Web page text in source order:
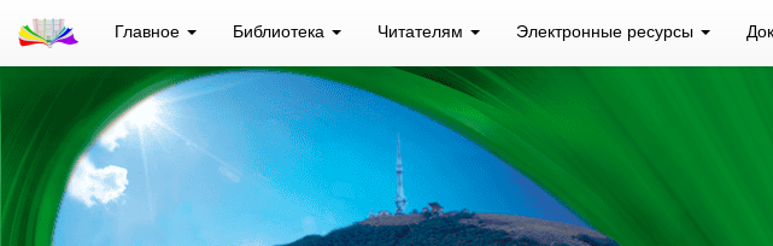
Главное Библиотека Читателям Электронные ресурсы